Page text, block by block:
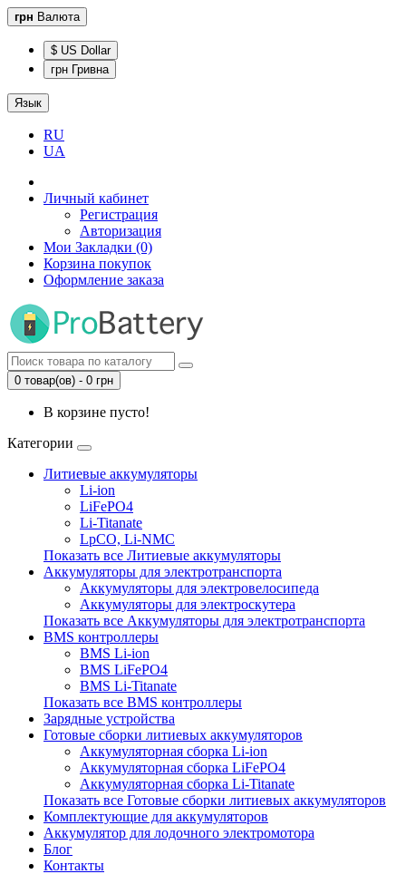
грн Валюта
$ US Dollar
грн Гривна
Язык
RU
UA
Личный кабинет
Регистрация
Авторизация
Мои Закладки (0)
Корзина покупок
Оформление заказа
0 товар(ов) - 0 грн
В корзине пусто!
Категории
Литиевые аккумуляторы
Li-ion
LiFePO4
Li-Titanate
LpCO, Li-NMC
Показать все Литиевые аккумуляторы
Аккумуляторы для электротранспорта
Аккумуляторы для электровелосипеда
Аккумуляторы для электроскутера
Показать все Аккумуляторы для электротранспорта
BMS контроллеры
BMS Li-ion
BMS LiFePO4
BMS Li-Titanate
Показать все BMS контроллеры
Зарядные устройства
Готовые сборки литиевых аккумуляторов
Аккумуляторная сборка Li-ion
Аккумуляторная сборка LiFePO4
Аккумуляторная сборка Li-Titanate
Показать все Готовые сборки литиевых аккумуляторов
Комплектующие для аккумуляторов
Аккумулятор для лодочного электромотора
Блог
Контакты